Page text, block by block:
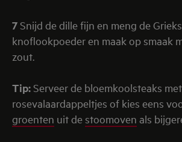
7 Snijd de dille fijn en meng de
knoflookpoeder en maak op smaak
zout.
Tip: Serveer de bloemkoolsteaks
rosevalaardappeltjes of kies eens
groenten uit de stoomoven als